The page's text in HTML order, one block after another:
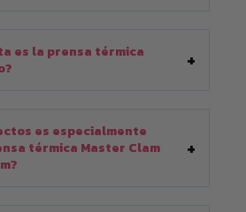
es la prensa térmica
es especialmente
térmica Master Clam